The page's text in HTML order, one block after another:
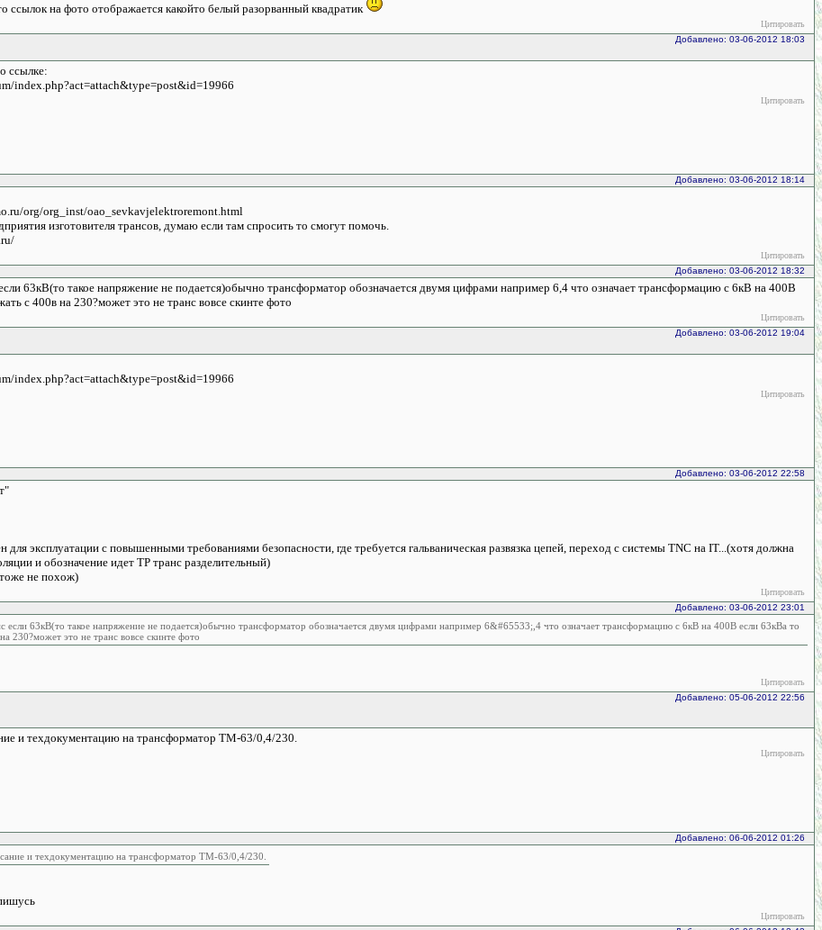
ссылок на фото отображается какойто белый разорванный квадратик
Цитировать
Добавлено: 03-06-2012 18:03
ссылке:
index.php?act=attach&type=post&id=19966
Цитировать
Добавлено: 03-06-2012 18:14
org/org_inst/oao_sevkavjelektroremont.html
изготовителя трансов, думаю если там спросить то смогут помочь.
Цитировать
Добавлено: 03-06-2012 18:32
63кВ(то такое напряжение не подается)обычно трансформатор обозначается двумя цифрами например 6,4 что означает трансформацию с 6кВ на 400В
с 400в на 230?может это не транс вовсе скинте фото
Цитировать
Добавлено: 03-06-2012 19:04
index.php?act=attach&type=post&id=19966
Цитировать
Добавлено: 03-06-2012 22:58
для эксплуатации с повышенными требованиями безопасности, где требуется гальваническая развязка цепей, переход с системы TNC на IT...(хотя должна
и обозначение идет ТР транс разделительный)
не похож)
Цитировать
Добавлено: 03-06-2012 23:01
если 63кВ(то такое напряжение не подается)обычно трансформатор обозначается двумя цифрами например 6&#65533;,4 что означает трансформацию с 6кВ на 400В если 63кВа то
230?может это не транс вовсе скинте фото
Цитировать
Добавлено: 05-06-2012 22:56
и техдокументацию на трансформатор ТМ-63/0,4/230.
Цитировать
Добавлено: 06-06-2012 01:26
и техдокументацию на трансформатор ТМ-63/0,4/230.
Цитировать